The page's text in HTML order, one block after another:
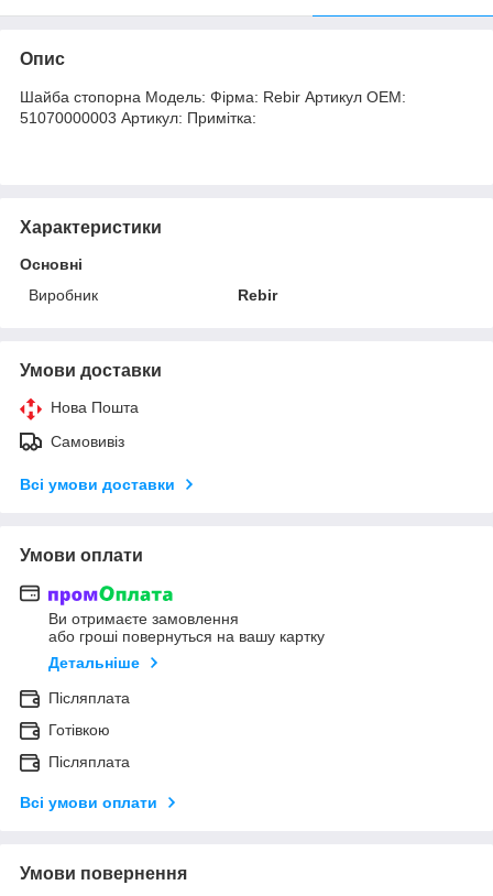
Опис
Шайба стопорна Модель: Фірма: Rebir Артикул OEM:
51070000003 Артикул: Примітка:
Характеристики
Основні
Виробник
Rebir
Умови доставки
Нова Пошта
Самовивіз
Всі умови доставки
Умови оплати
Ви отримаєте замовлення
або гроші повернуться на вашу картку
Детальніше
Післяплата
Готівкою
Післяплата
Всі умови оплати
Умови повернення